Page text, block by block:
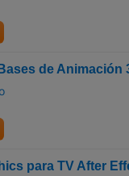
de Animación
para TV After